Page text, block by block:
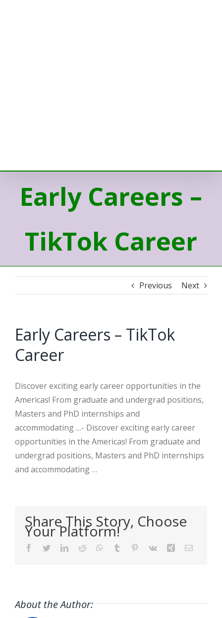
Early Careers –
TikTok Career
Previous Next
Early Careers – TikTok
Career
Discover exciting early career opportunities in the
Americas! From graduate and undergrad positions,
Masters and PhD internships and
accommodating …- Discover exciting early career
opportunities in the Americas! From graduate and
undergrad positions, Masters and PhD internships
and accommodating …
Share This Story, Choose
Your Platform!
Facebook
TwitterLinkedIn
Reddit WhatsApp
Tumblr Pinterest
Vk Xing Email
About the Author: